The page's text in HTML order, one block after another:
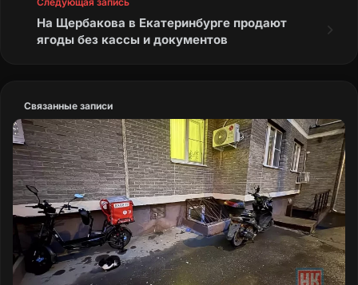
На Щербакова в Екатеринбурге продают
ягоды без кассы и документов
Связанные записи